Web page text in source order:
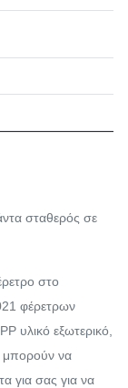
σταθερός σε
στο
φέρετρων
υλικό εξωτερικό,
μπορούν να
για σας για να